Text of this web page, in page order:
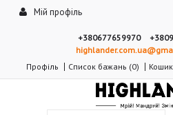
Мій профіль
+380677659970
Профіль
Список бажань (0) Кошик